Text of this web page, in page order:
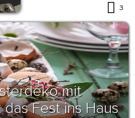
3
mit
Fest ins Haus